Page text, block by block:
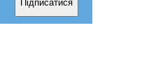
Підписатися